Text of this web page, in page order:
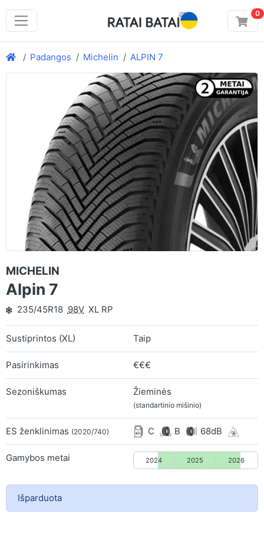
0
Padangos Michelin ALPIN 7
MICHELIN
Alpin 7
235/45R18 98V XL RP
Sustiprintos (XL) Taip
Pasirinkimas €€€
Sezoniškumas Žieminės
(standartinio mišinio)
ES ženklinimas (2020/740) C B 68dB
Gamybos metai 2024 2025 2026
Išparduota